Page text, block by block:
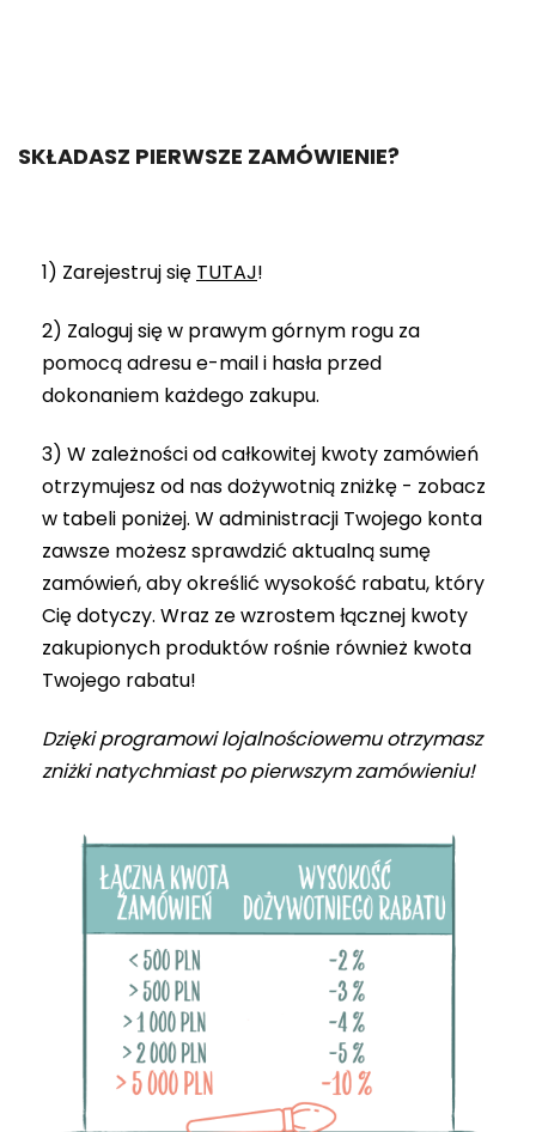
SKŁADASZ PIERWSZE ZAMÓWIENIE?
1) Zarejestruj się TUTAJ!
2) Zaloguj się w prawym górnym rogu za
pomocą adresu e-mail i hasła przed
dokonaniem każdego zakupu.
3) W zależności od całkowitej kwoty zamówień
otrzymujesz od nas dożywotnią zniżkę - zobacz
w tabeli poniżej. W administracji Twojego konta
zawsze możesz sprawdzić aktualną sumę
zamówień, aby określić wysokość rabatu, który
Cię dotyczy. Wraz ze wzrostem łącznej kwoty
zakupionych produktów rośnie również kwota
Twojego rabatu!
Dzięki programowi lojalnościowemu otrzymasz
zniżki natychmiast po pierwszym zamówieniu!